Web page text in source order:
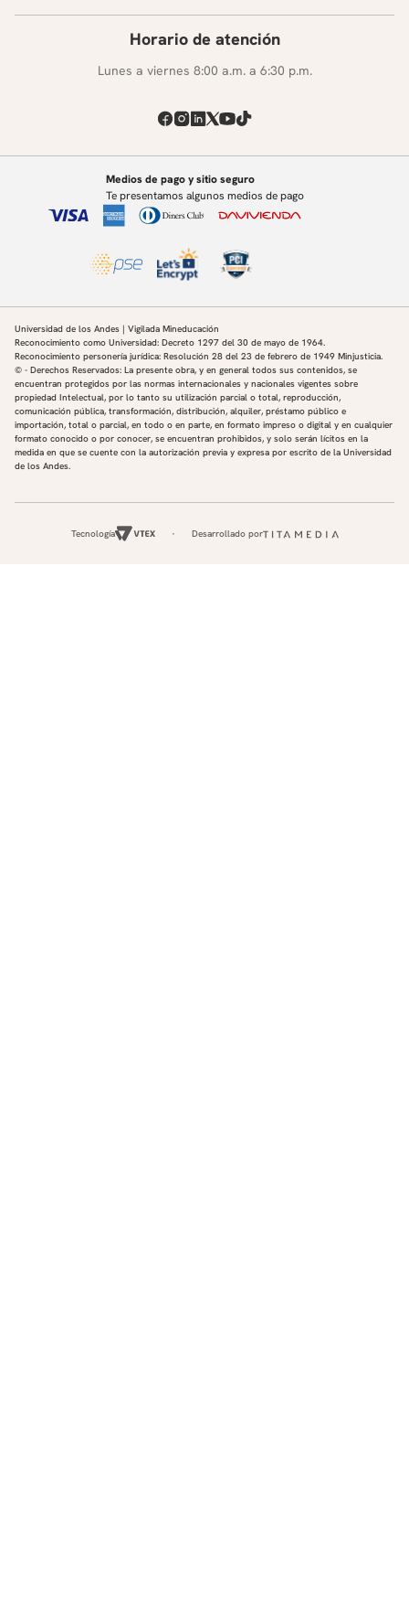
Horario de atención
Lunes a viernes 8:00 a.m. a 6:30 p.m.
Medios de pago y sitio seguro
Te presentamos algunos medios de pago
Universidad de los Andes | Vigilada Mineducación
Reconocimiento como Universidad: Decreto 1297 del 30 de mayo de 1964.
Reconocimiento personería jurídica: Resolución 28 del 23 de febrero de 1949 Minjusticia.
© - Derechos Reservados: La presente obra, y en general todos sus contenidos, se
encuentran protegidos por las normas internacionales y nacionales vigentes sobre
propiedad Intelectual, por lo tanto su utilización parcial o total, reproducción,
comunicación pública, transformación, distribución, alquiler, préstamo público e
importación, total o parcial, en todo o en parte, en formato impreso o digital y en cualquier
formato conocido o por conocer, se encuentran prohibidos, y solo serán lícitos en la
medida en que se cuente con la autorización previa y expresa por escrito de la Universidad
de los Andes.
Tecnología Desarrollado por